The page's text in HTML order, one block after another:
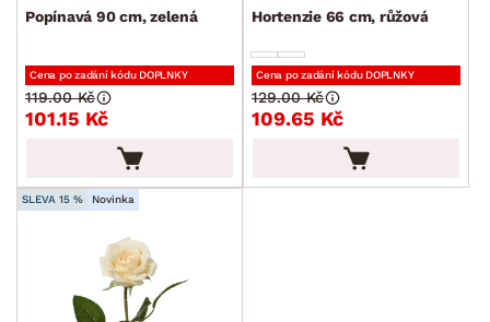
Popínavá 90 cm, zelená
Cena po zadání kódu DOPLNKY
101.15 Kč
119.00 Kč
Hortenzie 66 cm, růžová
Cena po zadání kódu DOPLNKY
109.65 Kč
129.00 Kč
SLEVA 15 % Novinka